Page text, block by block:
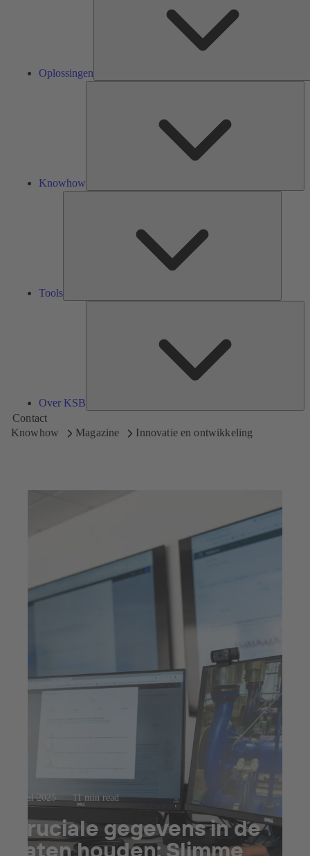
Oplossingen
Knowhow
Tools
Over KSB
Contact
Knowhow
Magazine Innovatie en ontwikkeling
23 jul 2025 11 min read
Cruciale gegevens in de
gaten houden: Slimme